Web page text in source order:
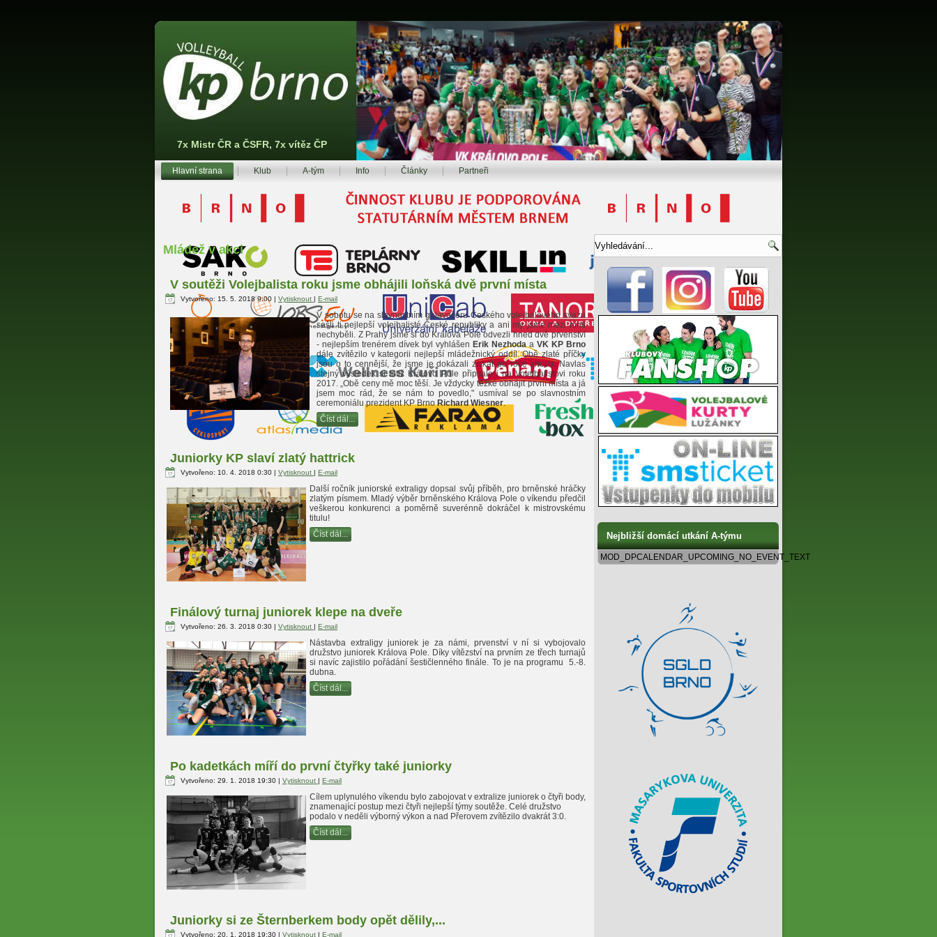
7x Mistr ČR a ČSFR, 7x vítěz ČP
Hlavní strana Klub A-tým Info Články Partneři
Mládež v akci
V soutěži Volejbalista roku jsme obhájili loňská dvě první místa
Vytvořeno: 15. 5. 2018 9:00 | Vytisknout | E-mail
V sobotu se na slavnostním galavečeru Českého volejbalového svazu
sešli ti nejlepší volejbalisté České republiky a ani my jsme mezi nimi
nechyběli. Z Prahy jsme si do Králova Pole odvezli hned dvě prvenství
- nejlepším trenérem dívek byl vyhlášen Erik Nezhodaa VK KP Brno
dále zvítězilo v kategorii nejlepší mládežnický oddíl. Obě zlaté příčky
jsou o to cennější, že jsme je dokázali získat po roce znovu. Navlas
stejný výsledek si totiž Královo Pole připsalo i na Volejbalistovi roku
2017. „Obě ceny mě moc těší. Je vždycky těžké obhájit první místa a já
jsem moc rád, že se nám to povedlo," usmíval se po slavnostním
ceremoniálu prezident KP BrnoRichard Wiesner.
Číst dál...
Juniorky KP slaví zlatý hattrick
Vytvořeno: 10. 4. 2018 0:30 | Vytisknout | E-mail
Další ročník juniorské extraligy dopsal svůj příběh, pro brněnské hráčky
zlatým písmem. Mladý výběr brněnského Králova Pole o víkendu předčil
veškerou konkurenci a poměrně suverénně dokráčel k mistrovskému
titulu!
Číst dál...
Finálový turnaj juniorek klepe na dveře
Vytvořeno: 26. 3. 2018 0:30 | Vytisknout | E-mail
Nástavba extraligy juniorek je za námi, prvenství v ní si vybojovalo
družstvo juniorek Králova Pole. Díky vítězství na prvním ze třech turnajů
si navíc zajistilo pořádání šestičlenného finále. To je na programu 5.-8.
dubna.
Číst dál...
Po kadetkách míří do první čtyřky také juniorky
Vytvořeno: 29. 1. 2018 19:30 | Vytisknout | E-mail
Cílem uplynulého víkendu bylo zabojovat v extralize juniorek o čtyři body,
znamenající postup mezi čtyři nejlepší týmy soutěže. Celé družstvo
podalo v neděli výborný výkon a nad Přerovem zvítězilo dvakrát 3:0.
Číst dál...
Juniorky si ze Šternberkem body opět dělily,...
Vytvořeno: 20. 1. 2018 19:30 | Vytisknout | E-mail
Nejbližší domácí utkání A-týmu
MOD_DPCALENDAR_UPCOMING_NO_EVENT_TEXT